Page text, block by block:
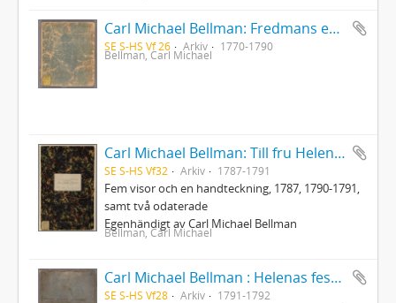
Carl Michael Bellman: Fredmans epistlar [Nechers ex.]. Ep. 1-50
SE S-HS Vf 26 Arkiv 1770-1790
Bellman, Carl Michael
Carl Michael Bellman: Till fru Helena Qviding, N. von Rosenstein m.fl.
SE S-HS Vf32 Arkiv 1787-1791
Fem visor och en handteckning, 1787, 1790-1791,
samt två odaterade
Egenhändigt av Carl Michael Bellman
Bellman, Carl Michael
Carl Michael Bellman : Helenas fest d. 31 Juli 1792
SE S-HS Vf28 Arkiv 1791-1792